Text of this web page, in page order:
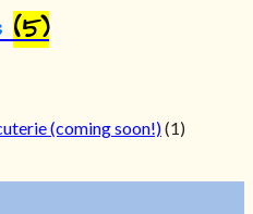
(5)
(coming soon!)(1)